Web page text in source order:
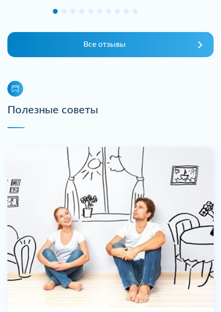
Все отзывы
Полезные советы